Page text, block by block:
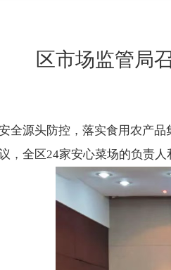
区市场监管局
全源头防控，落实食用农产
，全区24家安心菜场的负责